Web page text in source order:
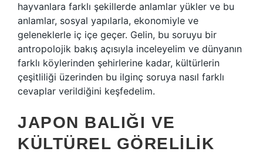
hayvanlara farklı şekillerde anlamlar yükler ve bu
anlamlar, sosyal yapılarla, ekonomiyle ve
geleneklerle iç içe geçer. Gelin, bu soruyu bir
antropolojik bakış açısıyla inceleyelim ve dünyanın
farklı köylerinden şehirlerine kadar, kültürlerin
çeşitliliği üzerinden bu ilginç soruya nasıl farklı
cevaplar verildiğini keşfedelim.
JAPON BALIĞI VE
KÜLTÜREL GÖRELILIK